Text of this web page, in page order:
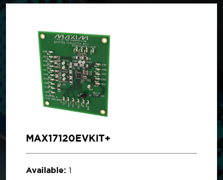
MAX17120EVKIT+
Available: 1